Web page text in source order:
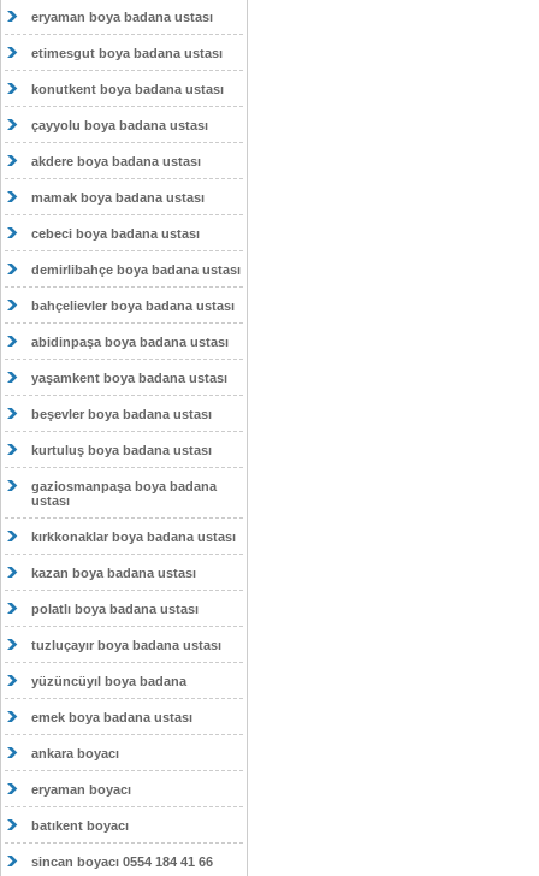
eryaman boya badana ustası
etimesgut boya badana ustası
konutkent boya badana ustası
çayyolu boya badana ustası
akdere boya badana ustası
mamak boya badana ustası
cebeci boya badana ustası
demirlibahçe boya badana ustası
bahçelievler boya badana ustası
abidinpaşa boya badana ustası
yaşamkent boya badana ustası
beşevler boya badana ustası
kurtuluş boya badana ustası
gaziosmanpaşa boya badana
ustası
kırkkonaklar boya badana ustası
kazan boya badana ustası
polatlı boya badana ustası
tuzluçayır boya badana ustası
yüzüncüyıl boya badana
emek boya badana ustası
ankara boyacı
eryaman boyacı
batıkent boyacı
sincan boyacı 0554 184 41 66